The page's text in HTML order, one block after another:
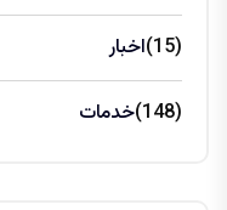
اخبار (15)
خدمات (148)